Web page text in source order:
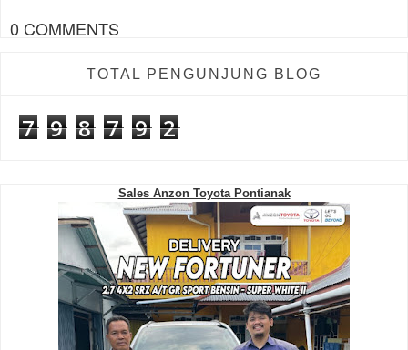
0 COMMENTS
TOTAL PENGUNJUNG BLOG
7 9 8 7 9 2
Sales Anzon Toyota Pontianak